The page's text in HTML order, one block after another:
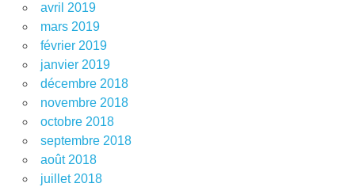
avril 2019
mars 2019
février 2019
janvier 2019
décembre 2018
novembre 2018
octobre 2018
septembre 2018
août 2018
juillet 2018